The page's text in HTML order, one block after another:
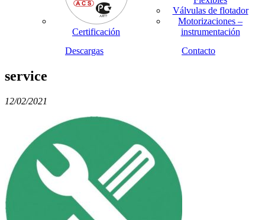
Certificación
Válvulas de flotador
Motorizaciones –
instrumentación
Descargas
Contacto
service
12/02/2021